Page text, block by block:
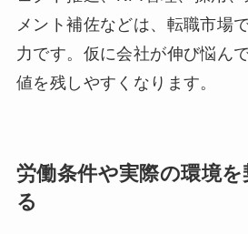
メント補佐などは、転職市場
力です。仮に会社が伸び悩ん
値を残しやすくなります。
労働条件や実際の環境
る